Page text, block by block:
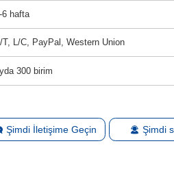
6 hafta
T, L/C, PayPal, Western Union
300 birim
Şimdi İletişime Geçin Şimdi